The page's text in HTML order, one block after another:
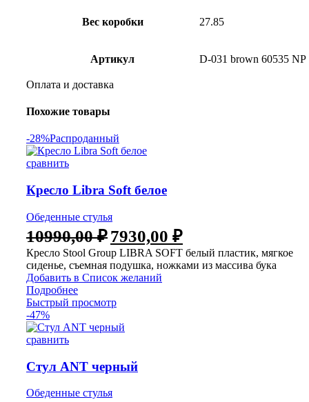
Вес коробки 27.85
Артикул D-031 brown 60535 NP
Оплата и доставка
Похожие товары
-28%Распроданный
сравнить
Кресло Libra Soft белое
Обеденные стулья
10990,00₽7930,00 ₽
Кресло Stool Group LIBRA SOFT белый пластик, мягкое
сиденье, съемная подушка, ножками из массива бука
Добавить в Список желаний
Подробнее
Быстрый просмотр
-47%
сравнить
Стул ANT черный
Обеденные стулья